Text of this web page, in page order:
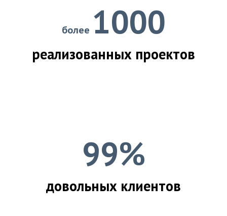
более 1000
реализованных проектов
99%
довольных клиентов